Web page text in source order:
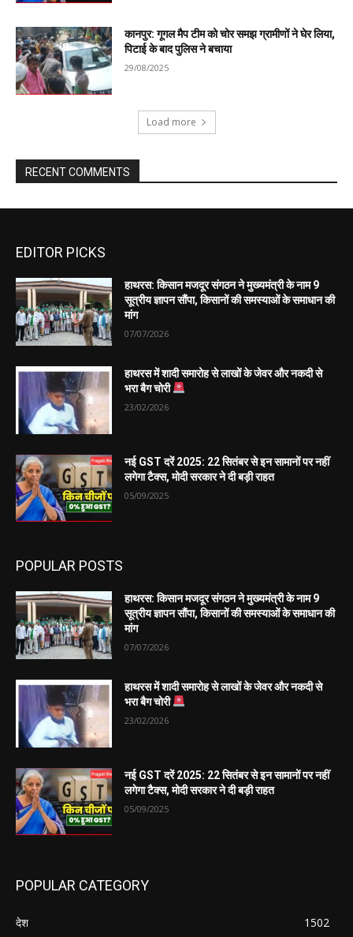
EDITOR PICKS
हाथरस: किसान मजदूर संगठन ने मुख्यमंत्री के नाम 9
सूत्रीय ज्ञापन सौंपा, किसानों की समस्याओं के समाधान की
मांग
07/07/2026
हाथरस में शादी समारोह से लाखों के जेवर और नकदी से
भरा बैग चोरी
23/02/2026
नई GST दरें 2025: 22 सितंबर से इन सामानों पर नहीं
लगेगा टैक्स, मोदी सरकार ने दी बड़ी राहत
05/09/2025
POPULAR POSTS
हाथरस: किसान मजदूर संगठन ने मुख्यमंत्री के नाम 9
सूत्रीय ज्ञापन सौंपा, किसानों की समस्याओं के समाधान की
मांग
07/07/2026
हाथरस में शादी समारोह से लाखों के जेवर और नकदी से
भरा बैग चोरी
23/02/2026
नई GST दरें 2025: 22 सितंबर से इन सामानों पर नहीं
लगेगा टैक्स, मोदी सरकार ने दी बड़ी राहत
05/09/2025
POPULAR CATEGORY
देश 1502